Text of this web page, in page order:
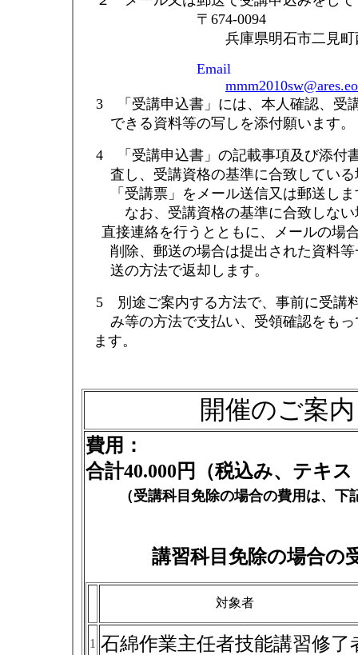
〒674-0094
兵庫県明石市二見町西二
Email
3 「受講申込書」には、本人確認、受
できる資料等の写しを添付願います。
4 「受講申込書」の記載事項及び添付
査し、受講資格の基準に合致している
「受講票」をメール送信又は郵送しま
なお、受講資格の基準に合致しない
直接連絡を行うとともに、メールの場
削除、郵送の場合は提出された資料等
送の方法で返却します。
5 別途ご案内する方法で、事前に受講
み等の方法で支払い、受領確認をもっ
ます。
開催のご案内
費用：
合計40.000円（税込み、テキ
（受講科目免除の場合の費用は、下
講習科目免除の場合の
対象者
1 石綿作業主任者技能講習修了